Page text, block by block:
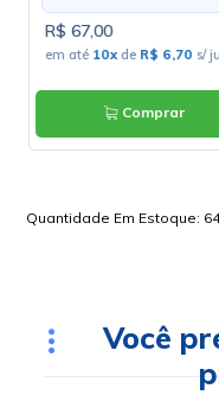
R$ 67,00
em até 10xde R$ 6,70 s/
Comprar
Quantidade Em Estoque:
Você